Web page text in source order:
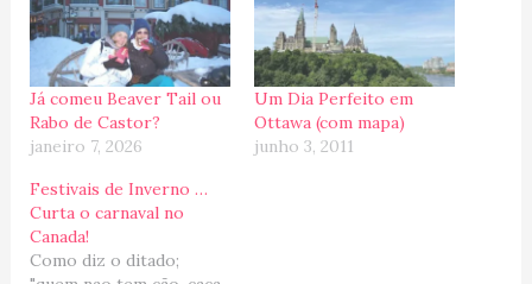
Já comeu Beaver Tail ou
Rabo de Castor?
janeiro 7, 2026
Um Dia Perfeito em
Ottawa (com mapa)
junho 3, 2011
Festivais de Inverno …
Curta o carnaval no
Canada!
Como diz o ditado;